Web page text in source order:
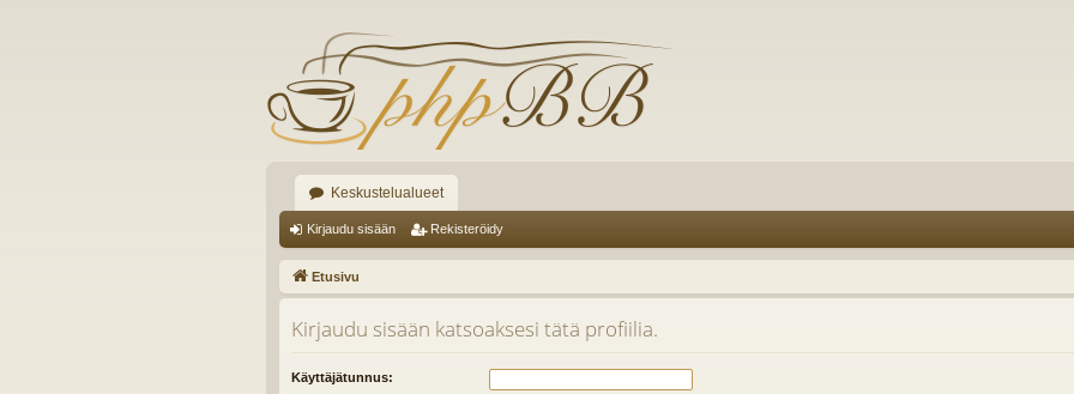
Keskustelualueet
Kirjaudu sisään Rekisteröidy
Etusivu
Kirjaudu sisään katsoaksesi tätä profiilia.
Käyttäjätunnus: